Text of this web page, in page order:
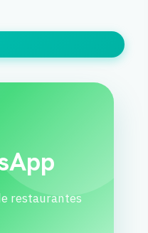
restaurantes